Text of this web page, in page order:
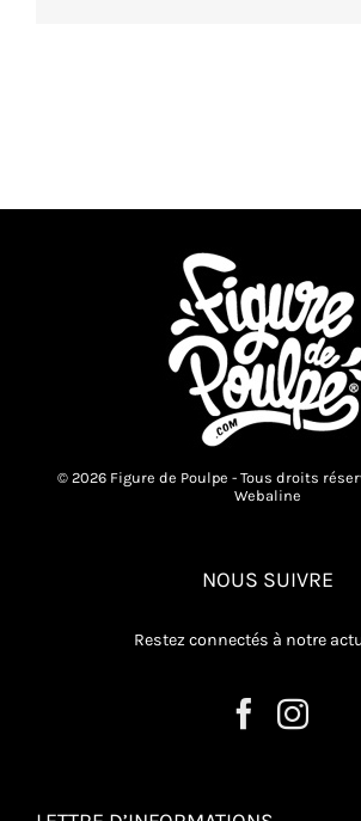
© 2026 Figure de Poulpe - Tous droits
Webaline
NOUS SUIVRE
Restez connectés à notre